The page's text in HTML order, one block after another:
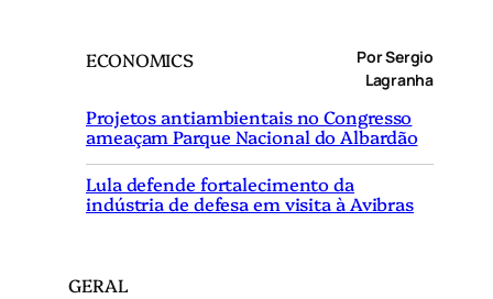
ECONOMICS
Por Sergio
Lagranha
Projetos antiambientais no Congresso
ameaçam Parque Nacional do Albardão
Lula defende fortalecimento da
indústria de defesa em visita à Avibras
GERAL